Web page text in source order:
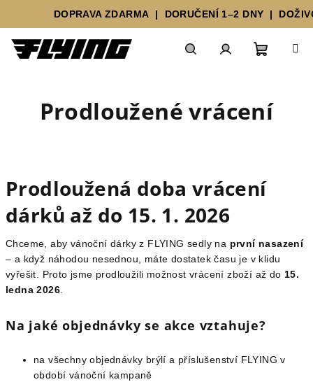
Prejsť
košík
Prodloužené vrácení
Prodloužená doba vrácení
dárků až do 15. 1. 2026
Chceme, aby vánoční dárky z FLYING sedly na první nasazení
– a když náhodou nesednou, máte dostatek času je v klidu
vyřešit. Proto jsme prodloužili možnost vrácení zboží až do 15.
ledna 2026
Na jaké objednávky se akce vztahuje?
na všechny objednávky brýlí a příslušenství FLYING v
období vánoční kampaně
DOPRAVA ZDARMA | DORUČENÍ 1–2 DNY |